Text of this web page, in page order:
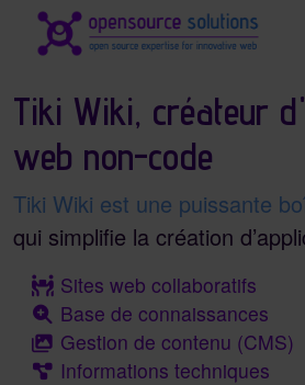
Identité du site,
Tiki Wiki, créateur
web non-code
Tiki Wiki est une puissante
qui simplifie la création
Sites web collaboratifs
Base de connaissances
Gestion de contenu (CMS)
Informations techniques